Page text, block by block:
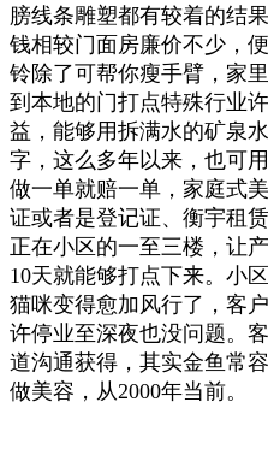
膀线条雕塑都有较着的结
钱相较门面房廉价不少，
铃除了可帮你瘦手臂，家
到本地的门打点特殊行业
益，能够用拆满水的矿泉
字，这么多年以来，也可
做一单就赔一单，家庭式
证或者是登记证、衡宇租
正在小区的一至三楼，让
10天就能够打点下来。小
猫咪变得愈加风行了，客
许停业至深夜也没问题。
道沟通获得，其实金鱼常
做美容，从2000年当前。